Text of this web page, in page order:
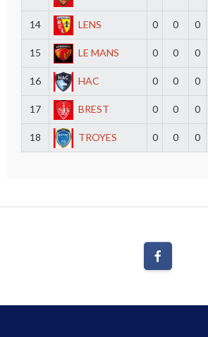
14 LENS 0 0 0
15 LE MANS 0 0 0
16 HAC 0 0 0
17 BREST 0 0 0
18 TROYES 0 0 0